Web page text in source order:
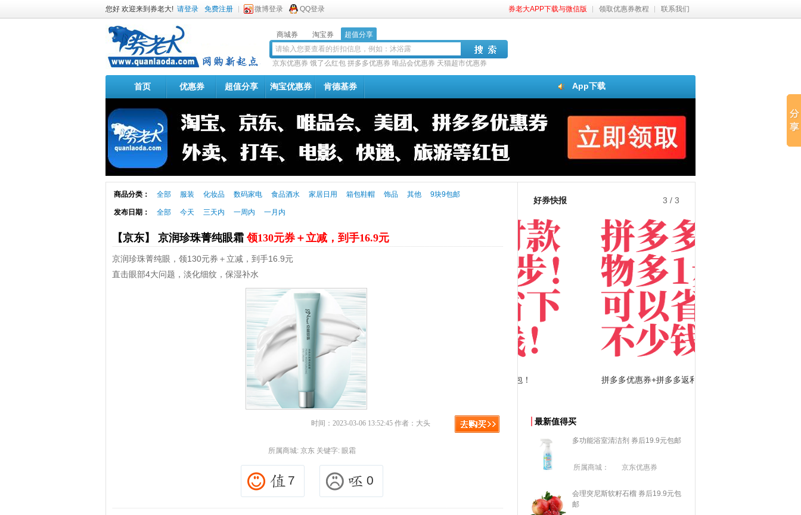
您好 欢迎来到券老大! 请登录 免费注册 微博登录 QQ登录 券老大APP下载与微信版 领取优惠券教程 联系我们
商城券 淘宝券 超值分享
京东优惠券 饿了么红包 拼多多优惠券 唯品会优惠券 天猫超市优惠券
App下载
首页 优惠券 超值分享 淘宝优惠券 肯德基券
商品分类： 全部 服装 化妆品 数码家电 食品酒水 家居日用 箱包鞋帽 饰品 其他 9块9包邮
发布日期： 全部 今天 三天内 一周内 一月内
【京东】 京润珍珠菁纯眼霜领130元券＋立减，到手16.9元
京润珍珠菁纯眼，领130元券＋立减，到手16.9元
直击眼部4大问题，淡化细纹，保湿补水
时间：2023-03-06 13:52:45 作者：大头
所属商城: 京东关键字: 眼霜
7 0
好券快报 3 / 3
淘宝优惠券+淘宝返利 京东优惠券与京东返利红包！ 拼多多优惠券+拼多多返利
最新值得买
多功能浴室清洁剂 券后19.9元包邮
所属商城： 京东优惠券
会理突尼斯软籽石榴 券后19.9元包
邮